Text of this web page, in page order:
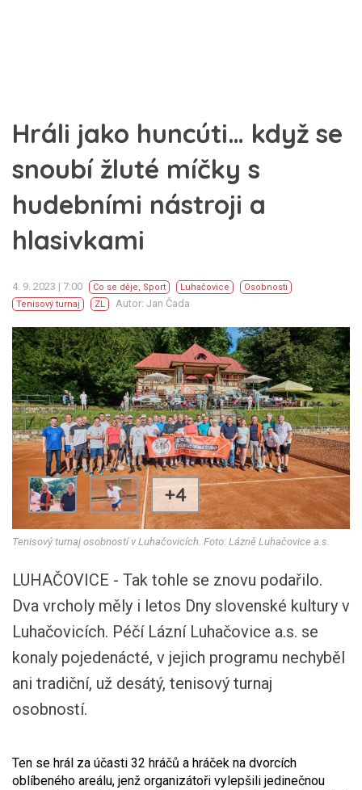
Hráli jako huncúti… když se
snoubí žluté míčky s
hudebními nástroji a
hlasivkami
4. 9. 2023 | 7:00 Co se děje, Sport Luhačovice
Osobnosti
Tenisový turnaj
ZL Autor: Jan Čada
+4
Tenisový turnaj osobností v Luhačovicích. Foto: Lázně Luhačovice a.s.
LUHAČOVICE - Tak tohle se znovu podařilo.
Dva vrcholy měly i letos Dny slovenské kultury v
Luhačovicích. Péčí Lázní Luhačovice a.s. se
konaly pojedenácté, v jejich programu nechyběl
ani tradiční, už desátý, tenisový turnaj
osobností.
Ten se hrál za účasti 32 hráčů a hráček na dvorcích
oblíbeného areálu, jenž organizátoři vylepšili jedinečnou